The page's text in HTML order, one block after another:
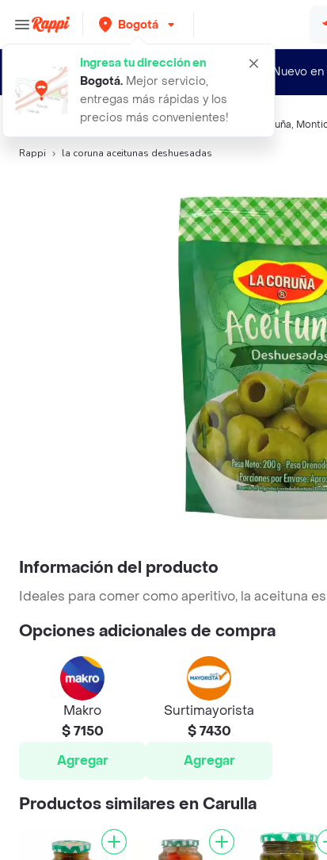
Bogotá
Ingresa tu dirección en
Bogotá. Mejor servicio,
entregas más rápidas y los
precios más convenientes!
¿Nuevo
Búsquedas relacionadas:Vegetales enlatadas La Coruña,
Rappi la coruna aceitunas deshuesadas
Información del producto
Ideales para comer como aperitivo, la aceituna
Opciones adicionales de compra
Makro
$ 7150
Agregar
Surtimayorista
$ 7430
Agregar
Productos similares en Carulla